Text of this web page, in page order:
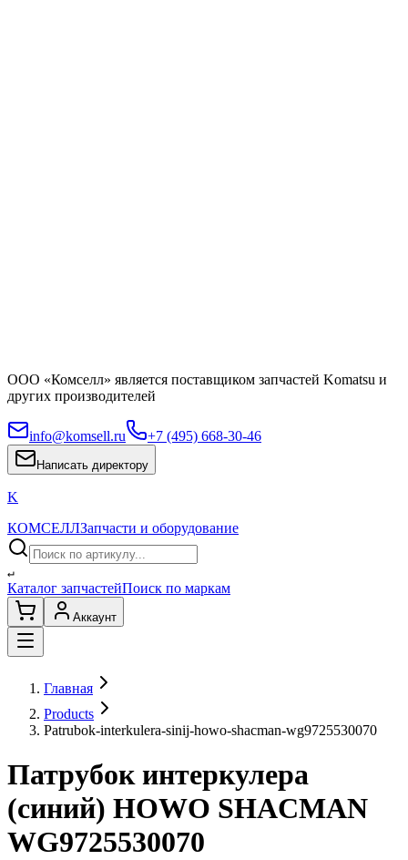
ООО «Комселл» является поставщиком запчастей Komatsu и
других производителей
info@komsell.ru +7 (495) 668-30-46
Написать директору
K
КОМСЕЛЛЗапчасти и оборудование
↵
Каталог запчастейПоиск по маркам
Аккаунт
Главная
Products
Patrubok-interkulera-sinij-howo-shacman-wg9725530070
Патрубок интеркулера
(синий) HOWO SHACMAN
WG9725530070